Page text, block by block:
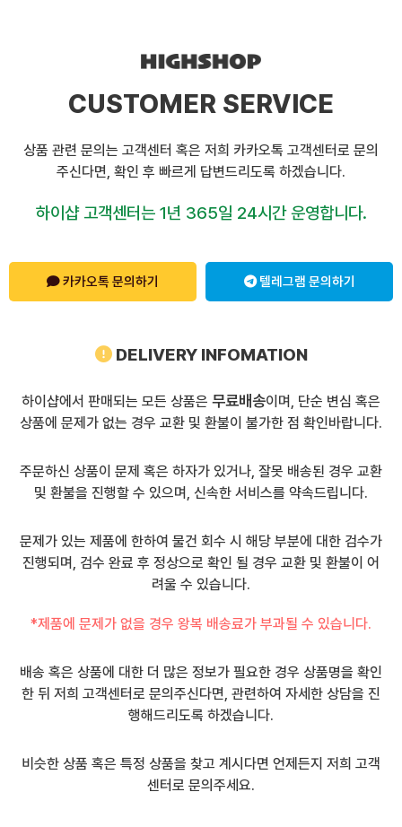
CUSTOMER SERVICE
상품 관련 문의는 고객센터 혹은 저희 카카오톡 고객센터로 문의
주신다면, 확인 후 빠르게 답변드리도록 하겠습니다.
하이샵 고객센터는 1년 365일 24시간 운영합니다.
카카오톡 문의하기 텔레그램 문의하기
DELIVERY INFOMATION
하이샵에서 판매되는 모든 상품은 무료배송이며, 단순 변심 혹은
상품에 문제가 없는 경우 교환 및 환불이 불가한 점 확인바랍니다.
주문하신 상품이 문제 혹은 하자가 있거나, 잘못 배송된 경우 교환
및 환불을 진행할 수 있으며, 신속한 서비스를 약속드립니다.
문제가 있는 제품에 한하여 물건 회수 시 해당 부분에 대한 검수가
진행되며, 검수 완료 후 정상으로 확인 될 경우 교환 및 환불이 어
려울 수 있습니다.
*제품에 문제가 없을 경우 왕복 배송료가 부과될 수 있습니다.
배송 혹은 상품에 대한 더 많은 정보가 필요한 경우 상품명을 확인
한 뒤 저희 고객센터로 문의주신다면, 관련하여 자세한 상담을 진
행해드리도록 하겠습니다.
비슷한 상품 혹은 특정 상품을 찾고 계시다면 언제든지 저희 고객
센터로 문의주세요.